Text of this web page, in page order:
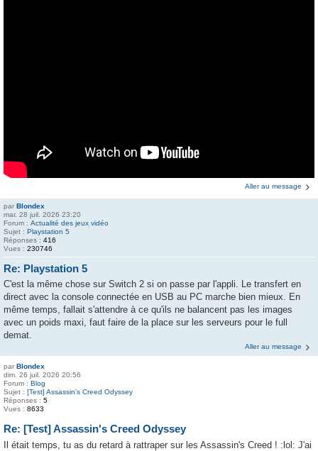
Aller au message
par Blondex
mar. 28 juil. 2026 23:20
Forum : Actualité des jeux vidéo
Sujet : Playstation 5
Réponses : 416
Vues : 230746
Re: Playstation 5
C'est la même chose sur Switch 2 si on passe par l'appli. Le transfert en
direct avec la console connectée en USB au PC marche bien mieux. En
même temps, fallait s'attendre à ce qu'ils ne balancent pas les images
avec un poids maxi, faut faire de la place sur les serveurs pour le full
demat.
Aller au message
par Blondex
dim. 26 juil. 2026 20:56
Forum : Blog
Sujet : [Test] Assassin's Creed Odyssey
Réponses : 5
Vues : 8633
Re: [Test] Assassin's Creed Odyssey
Il était temps, tu as du retard à rattraper sur les Assassin's Creed ! :lol: J'ai